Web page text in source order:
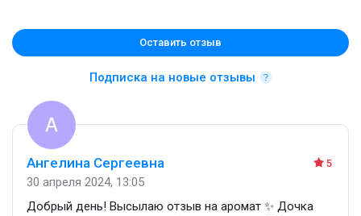
Оставить отзыв
Подписка на новые отзывы
5
Ангелина Сергеевна
30 апреля 2024, 13:05
Добрый день! Высылаю отзыв на аромат ✨ Дочка